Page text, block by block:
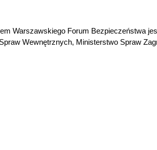
Warszawskiego Forum Bezpieczeństwa
Wewnętrznych, Ministerstwo Spraw